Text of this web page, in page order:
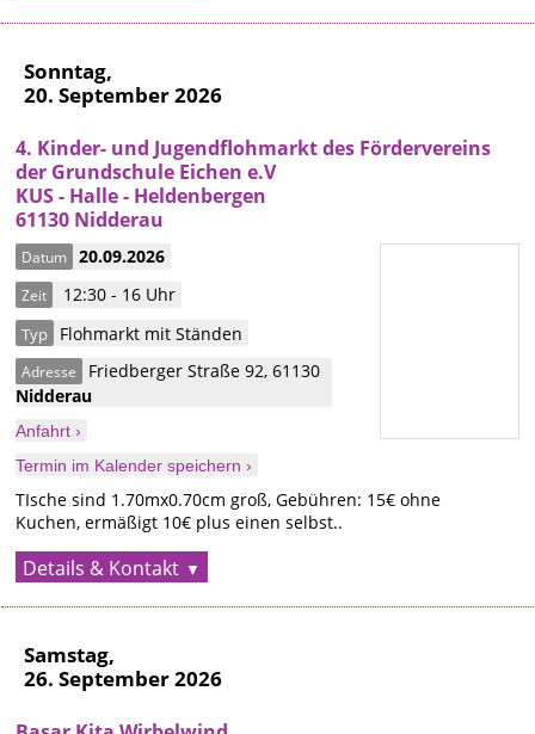
Sonntag,
20. September 2026
4. Kinder- und Jugendflohmarkt des Fördervereins
der Grundschule Eichen e.V
KUS - Halle - Heldenbergen
61130 Nidderau
Datum 20.09.2026
Zeit 12:30 - 16 Uhr
Typ Flohmarkt mit Ständen
Adresse Friedberger Straße 92,61130
Nidderau
Anfahrt ›
Termin im Kalender speichern ›
TIsche sind 1.70mx0.70cm groß, Gebühren: 15€ ohne
Kuchen, ermäßigt 10€ plus einen selbst..
Details & Kontakt
Samstag,
26. September 2026